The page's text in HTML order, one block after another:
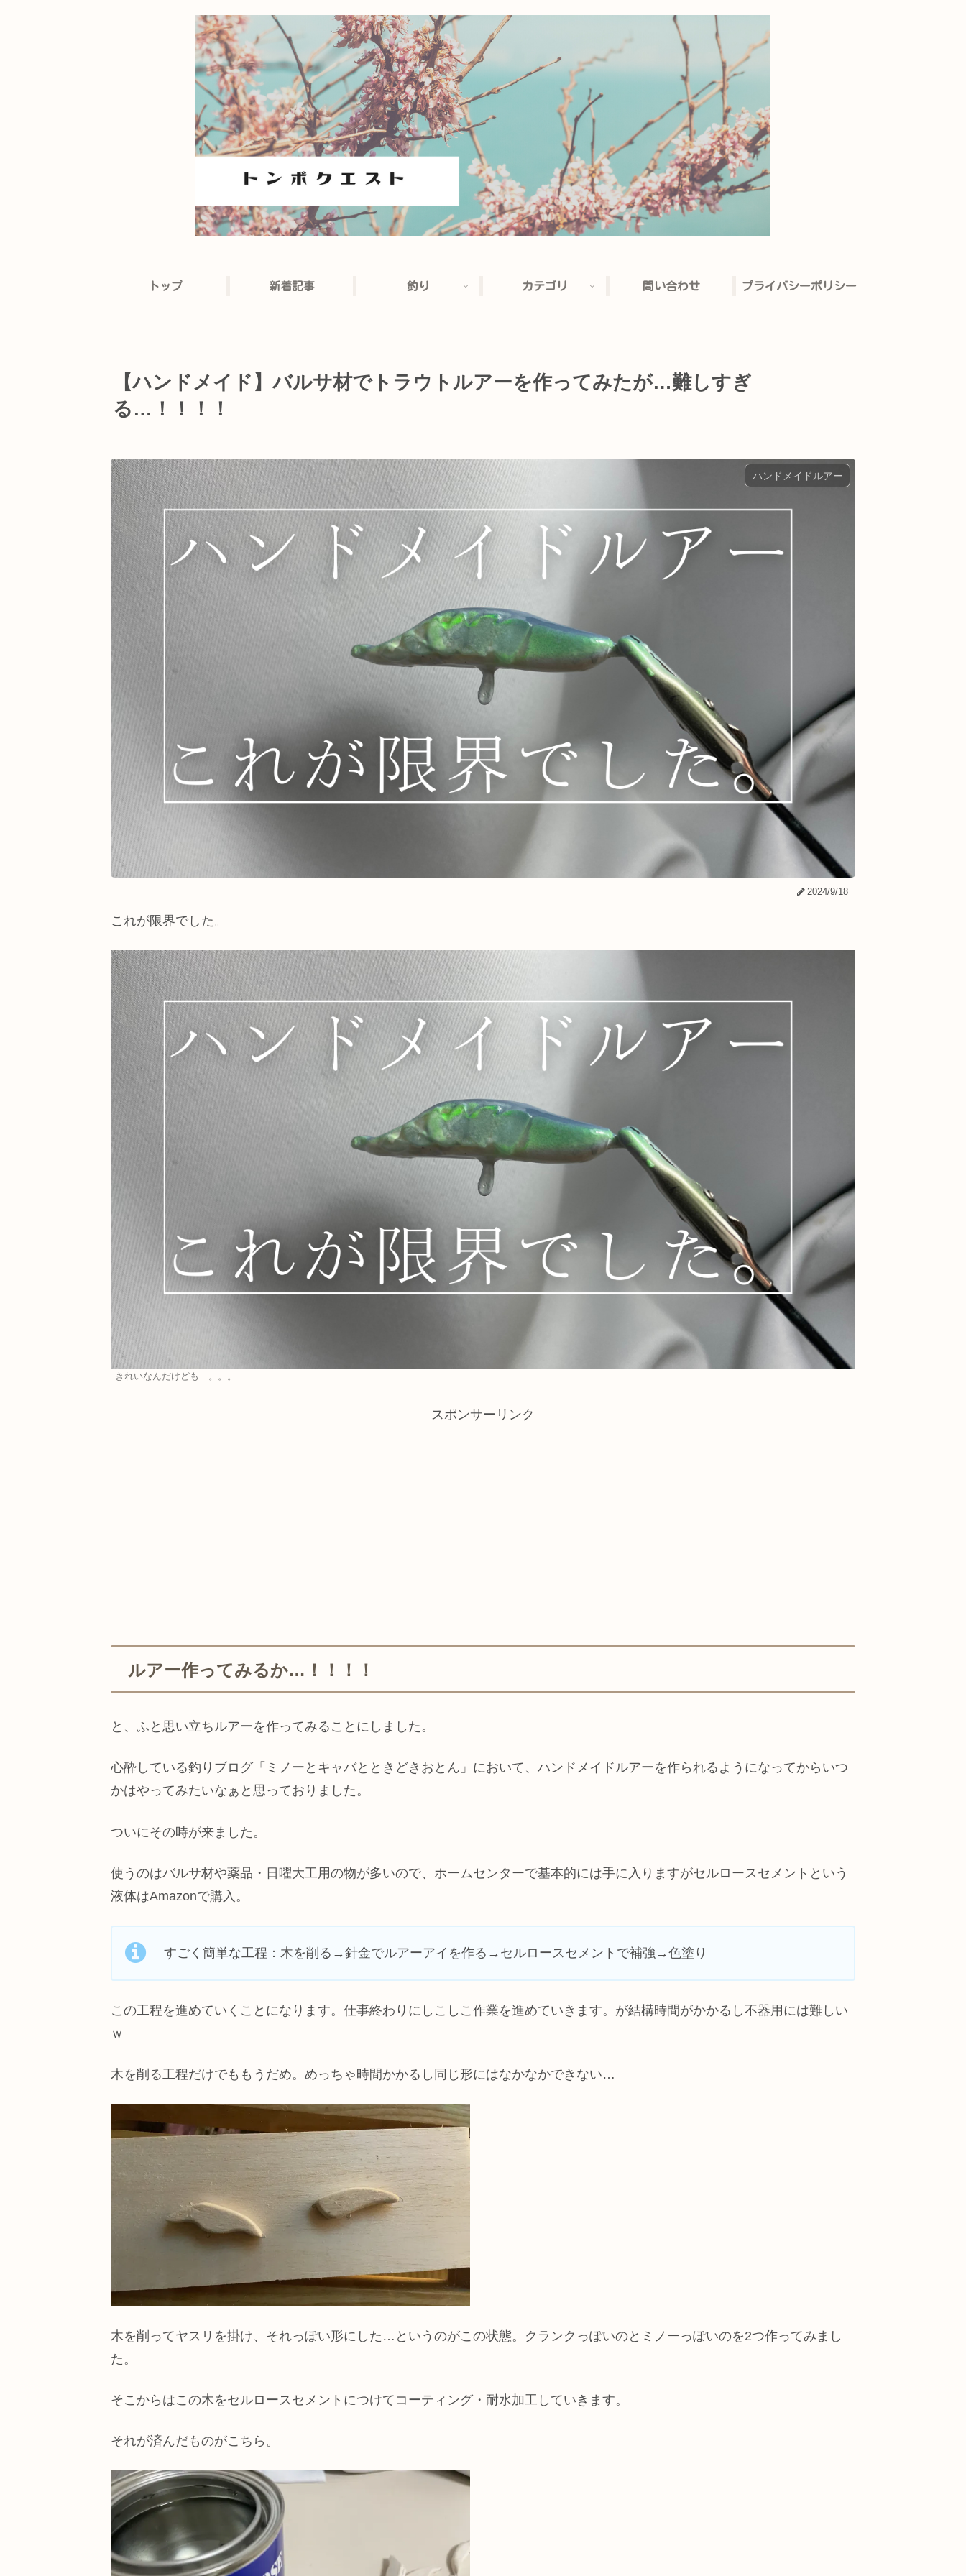
トップ 新着記事 釣り カテゴリ 問い合わせ プライバシーポリシー
【ハンドメイド】バルサ材でトラウトルアーを作ってみたが…難しすぎ
る…！！！！
ハンドメイドルアー
2024/9/18
これが限界でした。
きれいなんだけども…。。。
スポンサーリンク
ルアー作ってみるか…！！！！
と、ふと思い立ちルアーを作ってみることにしました。
心酔している釣りブログ「ミノーとキャバとときどきおとん」において、ハンドメイドルアーを作られるようになってからいつ
かはやってみたいなぁと思っておりました。
ついにその時が来ました。
使うのはバルサ材や薬品・日曜大工用の物が多いので、ホームセンターで基本的には手に入りますがセルロースセメントという
液体はAmazonで購入。
すごく簡単な工程：木を削る→針金でルアーアイを作る→セルロースセメントで補強→色塗り
この工程を進めていくことになります。仕事終わりにしこしこ作業を進めていきます。が結構時間がかかるし不器用には難しい
ｗ
木を削る工程だけでももうだめ。めっちゃ時間かかるし同じ形にはなかなかできない…
木を削ってヤスリを掛け、それっぽい形にした…というのがこの状態。クランクっぽいのとミノーっぽいのを2つ作ってみまし
た。
そこからはこの木をセルロースセメントにつけてコーティング・耐水加工していきます。
それが済んだものがこちら。